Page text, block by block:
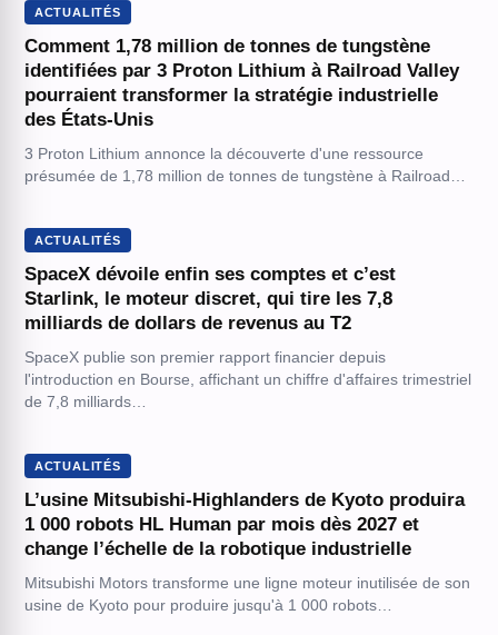
ACTUALITÉS
Comment 1,78 million de tonnes de tungstène
identifiées par 3 Proton Lithium à Railroad Valley
pourraient transformer la stratégie industrielle
des États-Unis
3 Proton Lithium annonce la découverte d'une ressource
présumée de 1,78 million de tonnes de tungstène à Railroad…
ACTUALITÉS
SpaceX dévoile enfin ses comptes et c’est
Starlink, le moteur discret, qui tire les 7,8
milliards de dollars de revenus au T2
SpaceX publie son premier rapport financier depuis
l'introduction en Bourse, affichant un chiffre d'affaires trimestriel
de 7,8 milliards…
ACTUALITÉS
L’usine Mitsubishi-Highlanders de Kyoto produira
1 000 robots HL Human par mois dès 2027 et
change l’échelle de la robotique industrielle
Mitsubishi Motors transforme une ligne moteur inutilisée de son
usine de Kyoto pour produire jusqu'à 1 000 robots…